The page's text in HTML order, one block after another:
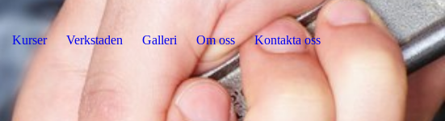
Kurser Verkstaden Galleri Om oss Kontakta oss